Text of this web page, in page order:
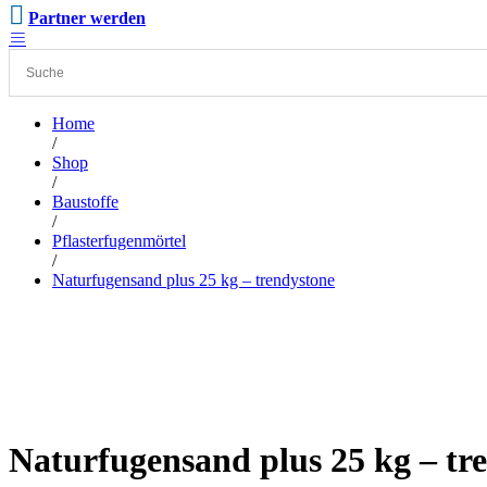
Partner werden
Home
/
Shop
/
Baustoffe
/
Pflasterfugenmörtel
/
Naturfugensand plus 25 kg – trendystone
Naturfugensand plus 25 kg –